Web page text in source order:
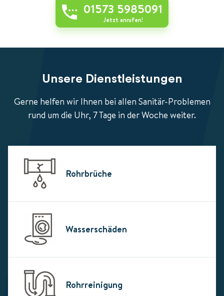
01573 5985091
Jetzt anrufen!
Unsere Dienstleistungen
Gerne helfen wir Ihnen bei allen Sanitär-Problemen
rund um die Uhr, 7 Tage in der Woche weiter.
Rohrbrüche
Wasserschäden
Rohrreinigung